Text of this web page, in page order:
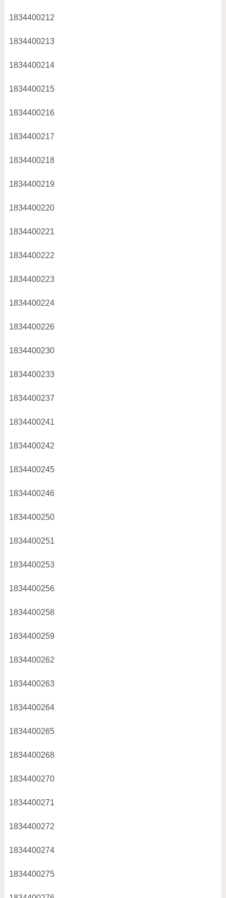
1834400212
1834400213
1834400214
1834400215
1834400216
1834400217
1834400218
1834400219
1834400220
1834400221
1834400222
1834400223
1834400224
1834400226
1834400230
1834400233
1834400237
1834400241
1834400242
1834400245
1834400246
1834400250
1834400251
1834400253
1834400256
1834400258
1834400259
1834400262
1834400263
1834400264
1834400265
1834400268
1834400270
1834400271
1834400272
1834400274
1834400275